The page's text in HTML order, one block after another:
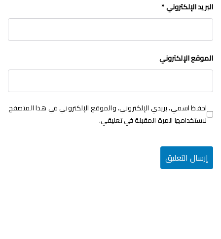
البريد الإلكتروني*
الموقع الإلكتروني
احفظ اسمي، بريدي الإلكتروني، والموقع الإلكتروني في هذا المتصفح
لاستخدامها المرة المقبلة في تعليقي.